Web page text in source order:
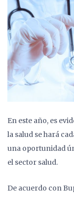
En este año, es
la salud se hará
una oportunidad
el sector salud.
De acuerdo con